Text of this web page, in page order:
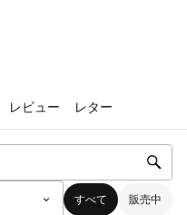
レビュー レター
すべて 販売中